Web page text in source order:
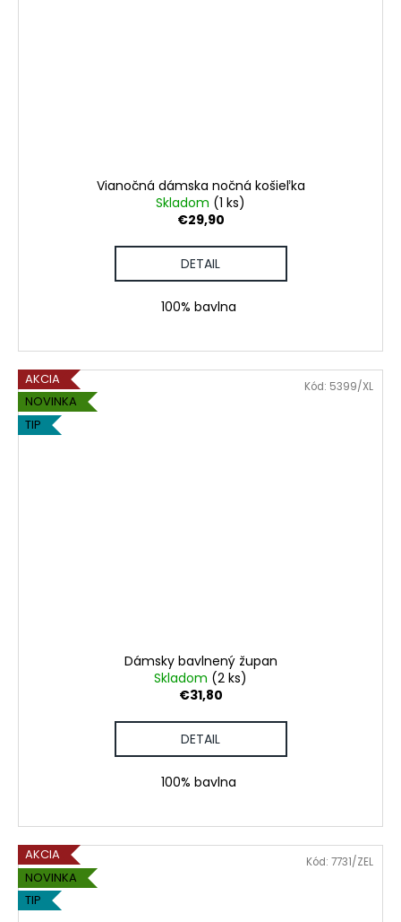
Vianočná dámska nočná košieľka
Skladom (1 ks)
€29,90
DETAIL
100% bavlna
AKCIA
NOVINKA
TIP
Dámsky bavlnený župan
Skladom (2 ks)
€31,80
DETAIL
100% bavlna
Kód: 5399/XL
AKCIA
NOVINKA
TIP
Kód: 7731/ZEL